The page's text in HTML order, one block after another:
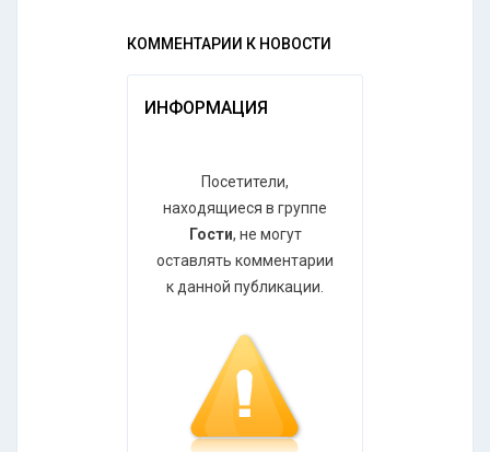
КОММЕНТАРИИ К НОВОСТИ
ИНФОРМАЦИЯ
Посетители,
находящиеся в группе
Гости, не могут
оставлять комментарии
к данной публикации.